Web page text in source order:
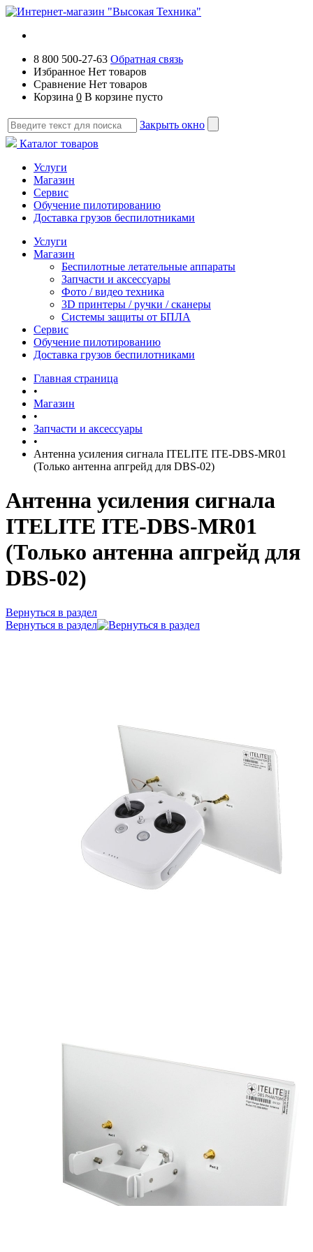
8 800 500-27-63 Обратная связь
Избранное Нет товаров
Сравнение Нет товаров
Корзина 0 В корзине пусто
Закрыть окно
Каталог товаров
Услуги
Магазин
Сервис
Обучение пилотированию
Доставка грузов беспилотниками
Услуги
Магазин
Беспилотные летательные аппараты
Запчасти и аксессуары
Фото / видео техника
3D принтеры / ручки / сканеры
Системы защиты от БПЛА
Сервис
Обучение пилотированию
Доставка грузов беспилотниками
Главная страница
•
Магазин
•
Запчасти и аксессуары
•
Антенна усиления сигнала ITELITE ITE-DBS-MR01
(Только антенна апгрейд для DBS-02)
Антенна усиления сигнала
ITELITE ITE-DBS-MR01
(Только антенна апгрейд для
DBS-02)
Вернуться в раздел
Вернуться в раздел